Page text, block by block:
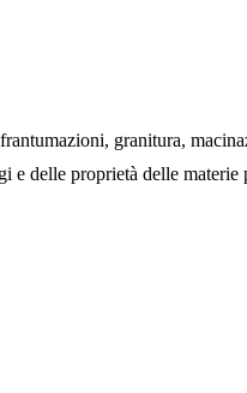
granitura,
e delle proprietà delle materie